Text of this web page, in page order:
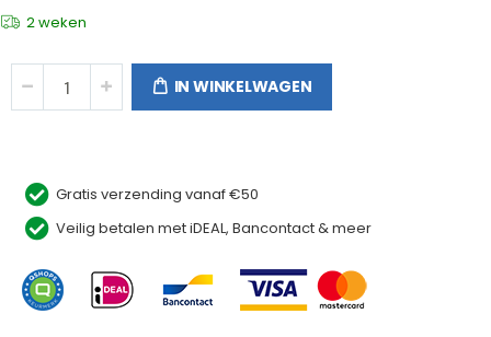
2 weken
IN WINKELWAGEN
Gratis verzending vanaf €50
Veilig betalen met iDEAL, Bancontact & meer